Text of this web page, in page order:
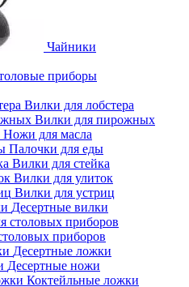
Чайники
приборы
Вилки для лобстера
Вилки для пирожных
Ножи для масла
Палочки для еды
Вилки для стейка
Вилки для улиток
Вилки для устриц
Десертные вилки
приборов
Десертные ложки
Десертные ножи
Коктейльные ложки